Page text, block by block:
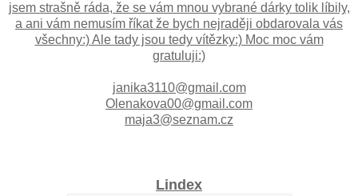
jsem strašně ráda, že se vám mnou vybrané dárky tolik líbily,
a ani vám nemusím říkat že bych nejraději obdarovala vás
všechny:) Ale tady jsou tedy vítězky:) Moc moc vám
gratuluji:)
janika3110@gmail.com
Olenakova00@gmail.com
maja3@seznam.cz
Lindex